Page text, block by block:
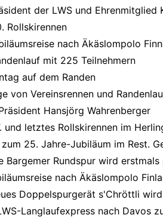
der LWS und Ehrenmitglied
Rollskirennen
nach Äkäslompolo
mit 225 Teilnehmern
auf dem Randen
von Vereinsrennen und
Hansjörg Wahrenberger
und letztes Rollskirennen im
zum 25. Jahre-Jubiläum im Rest.
Bargemer Rundspur wird
nach Äkäslompolo
Doppelspurgerät s'Chröttli
Langlaufexpress nach Davos